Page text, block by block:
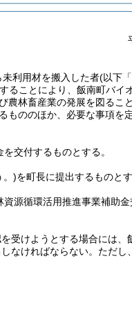
利用材を搬入した者(以下
ることにより、飯南町バイ
農林畜産業の発展を図るこ
もののほか、必要な事項を
交付するものとする。
。)を町長に提出するものとす
源循環活用推進事業補助
受けようとする場合には、
なければならない。 ただし